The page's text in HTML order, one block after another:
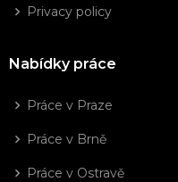
Privacy policy
Nabídky práce
Práce v Praze
Práce v Brně
Práce v Ostravě